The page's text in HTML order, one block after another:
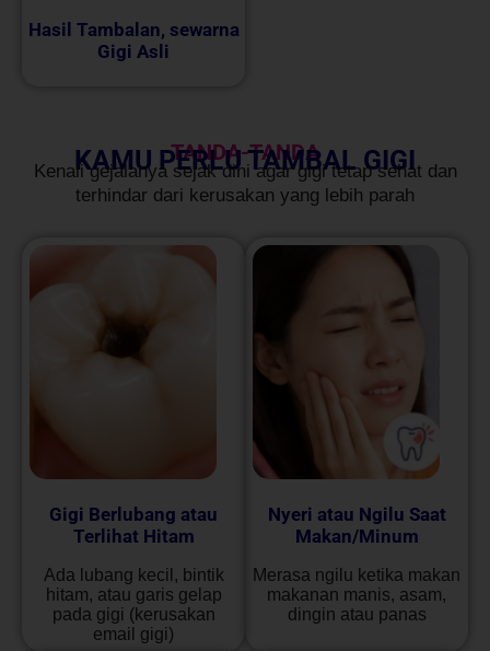
Hasil Tambalan, sewarna
Gigi Asli
TANDA-TANDA
KAMU PERLU TAMBAL GIGI
Kenali gejalanya sejak dini agar gigi tetap sehat dan
terhindar dari kerusakan yang lebih parah
Gigi Berlubang atau
Terlihat Hitam
Ada lubang kecil, bintik
hitam, atau garis gelap
pada gigi (kerusakan
email gigi)
Nyeri atau Ngilu Saat
Makan/Minum
Merasa ngilu ketika makan
makanan manis, asam,
dingin atau panas